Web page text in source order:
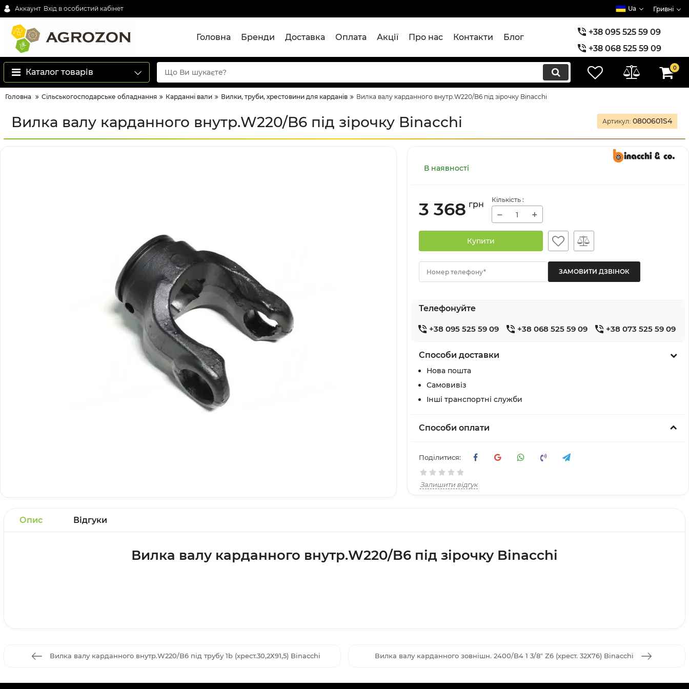
Аккаунт Вхід в особистий кабінет Ua Гривні
Головна Бренди Доставка Оплата Акції Про нас Контакти Блог
+38 095 525 59 09
+38 068 525 59 09
+38 073 525 59 09
Каталог товарів 0
Головна Сільськогосподарське обладнання Карданні вали Вилки, труби, хрестовини для карданів Вилка валу карданного внутр.W220/B6 під зірочку Binacchi
Вилка валу карданного внутр.W220/B6 під зірочку Binacchi Артикул: 0800601S4
В наявності
3 368 грн Кількість :
− +
Купити
Номер телефону*
Телефонуйте
+38 095 525 59 09 +38 068 525 59 09 +38 073 525 59 09
Способи доставки
Нова пошта
Самовивіз
Інші транспортні служби
Способи оплати
Поділитися:
Залишити відгук
Опис Відгуки
Вилка валу карданного внутр.W220/B6 під зірочку Binacchi
Вилка валу карданного внутр.W220/B6 під трубу 1b (хрест.30,2Х91,5) Binacchi Вилка валу карданного зовнішн. 2400/B4 1 3/8" Z6 (хрест. 32Х76) Binacchi